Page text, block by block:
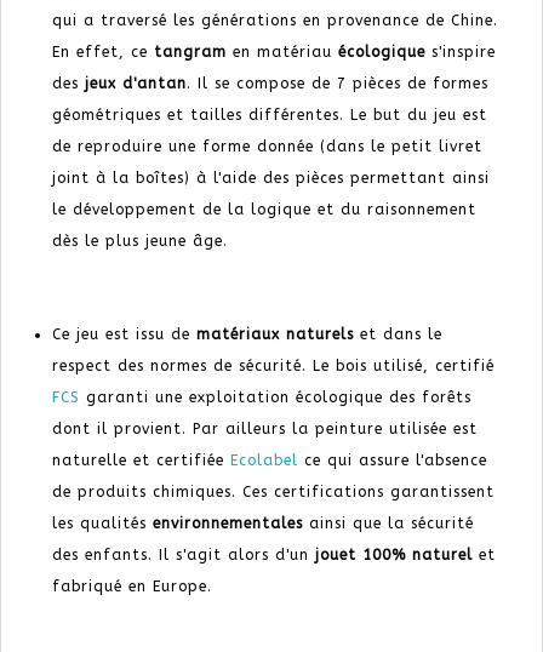
qui a traversé les générations en provenance de Chine.
En effet, ce tangram en matériau écologique s'inspire
des jeux d'antan. Il se compose de 7 pièces de formes
géométriques et tailles différentes. Le but du jeu est
de reproduire une forme donnée (dans le petit livret
joint à la boîtes) à l'aide des pièces permettant ainsi
le développement de la logique et du raisonnement
dès le plus jeune âge.
Ce jeu est issu de matériaux naturels et dans le
respect des normes de sécurité. Le bois utilisé, certifié
FCS garanti une exploitation écologique des forêts
dont il provient. Par ailleurs la peinture utilisée est
naturelle et certifiée Ecolabel ce qui assure l'absence
de produits chimiques. Ces certifications garantissent
les qualités environnementales ainsi que la sécurité
des enfants. Il s'agit alors d'un jouet 100% naturel et
fabriqué en Europe.